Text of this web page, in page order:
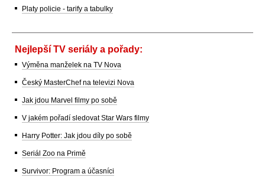
Platy policie - tarify a tabulky
Nejlepší TV seriály a pořady:
Výměna manželek na TV Nova
Český MasterChef na televizi Nova
Jak jdou Marvel filmy po sobě
V jakém pořadí sledovat Star Wars filmy
Harry Potter: Jak jdou díly po sobě
Seriál Zoo na Primě
Survivor: Program a účasníci